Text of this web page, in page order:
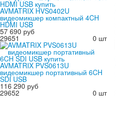
AVMATRIX HVS0402U
видеомикшер компактный 4CH
HDMI USB
57 690 руб
0 шт
29651
AVMATRIX PVS0613U
видеомикшер портативный 6CH
SDI USB
116 290 руб
0 шт
29652